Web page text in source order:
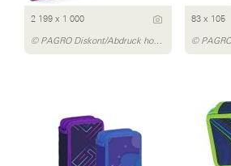
2 199 x 1 000
© PAGRO Diskont/Abdruck honorarfrei
83 x 105